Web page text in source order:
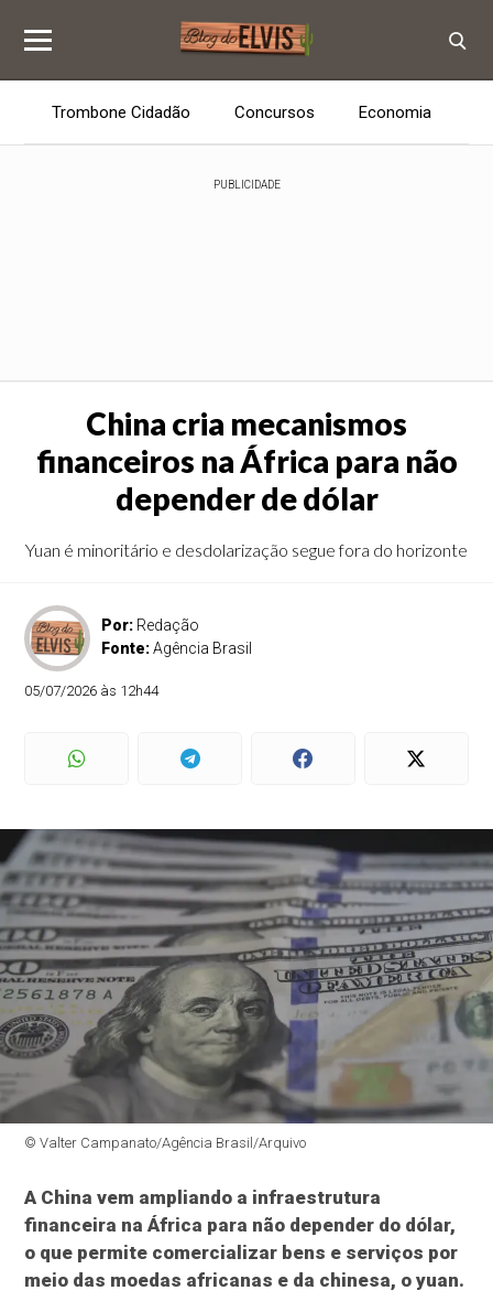
Trombone Cidadão Concursos Economia
PUBLICIDADE
China cria mecanismos
financeiros na África para não
depender de dólar
Yuan é minoritário e desdolarização segue fora do horizonte
Por: Redação
Fonte:Agência Brasil
05/07/2026 às 12h44
© Valter Campanato/Agência Brasil/Arquivo
A China vem ampliando a infraestrutura
financeira na África para não depender do dólar,
o que permite comercializar bens e serviços por
meio das moedas africanas e da chinesa, o yuan.